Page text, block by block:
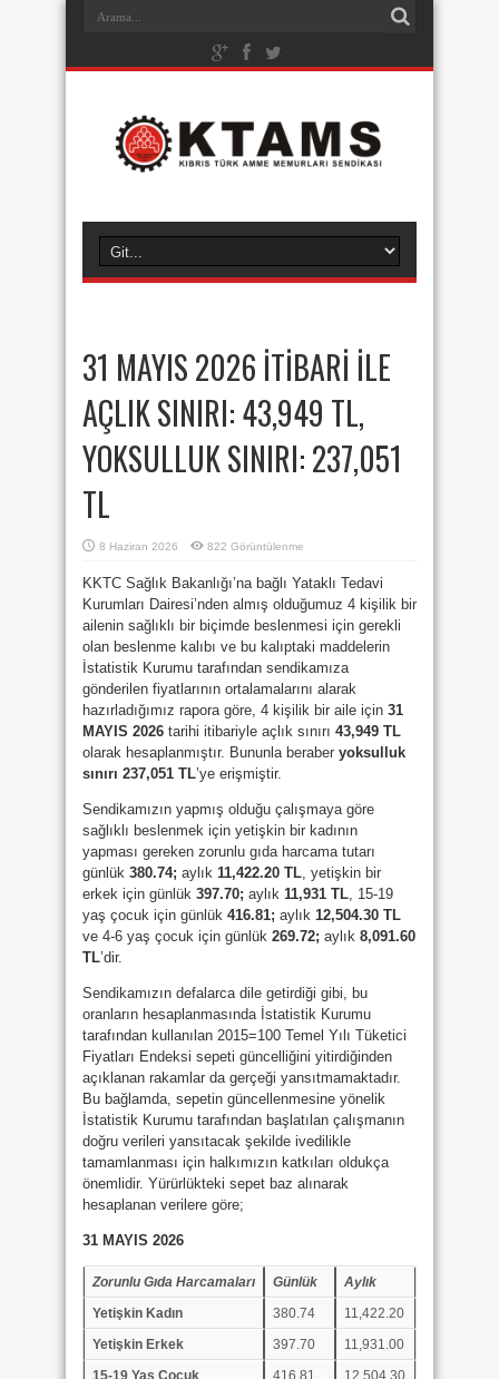
31 MAYIS 2026 İTİBARİ İLE
AÇLIK SINIRI: 43,949 TL,
YOKSULLUK SINIRI: 237,051
TL
8 Haziran 2026 822 Görüntülenme
KKTC Sağlık Bakanlığı’na bağlı Yataklı Tedavi
Kurumları Dairesi’nden almış olduğumuz 4 kişilik bir
ailenin sağlıklı bir biçimde beslenmesi için gerekli
olan beslenme kalıbı ve bu kalıptaki maddelerin
İstatistik Kurumu tarafından sendikamıza
gönderilen fiyatlarının ortalamalarını alarak
hazırladığımız rapora göre, 4 kişilik bir aile için 31
MAYIS 2026 tarihi itibariyle açlık sınırı 43,949 TL
olarak hesaplanmıştır. Bununla beraber yoksulluk
sınırı 237,051 TL’ye erişmiştir.
Sendikamızın yapmış olduğu çalışmaya göre
sağlıklı beslenmek için yetişkin bir kadının
yapması gereken zorunlu gıda harcama tutarı
günlük 380.74; aylık 11,422.20 TL, yetişkin bir
erkek için günlük 397.70; aylık 11,931 TL, 15-19
yaş çocuk için günlük 416.81; aylık 12,504.30 TL
ve 4-6 yaş çocuk için günlük 269.72; aylık 8,091.60
TL’dir.
Sendikamızın defalarca dile getirdiği gibi, bu
oranların hesaplanmasında İstatistik Kurumu
tarafından kullanılan 2015=100 Temel Yılı Tüketici
Fiyatları Endeksi sepeti güncelliğini yitirdiğinden
açıklanan rakamlar da gerçeği yansıtmamaktadır.
Bu bağlamda, sepetin güncellenmesine yönelik
İstatistik Kurumu tarafından başlatılan çalışmanın
doğru verileri yansıtacak şekilde ivedilikle
tamamlanması için halkımızın katkıları oldukça
önemlidir. Yürürlükteki sepet baz alınarak
hesaplanan verilere göre;
31 MAYIS 2026
Zorunlu Gıda Harcamaları Günlük
Aylık
Yetişkin Kadın
380.74
11,422.20
Yetişkin Erkek
397.70
11,931.00
15-19 Yaş Çocuk
416.81
12,504.30